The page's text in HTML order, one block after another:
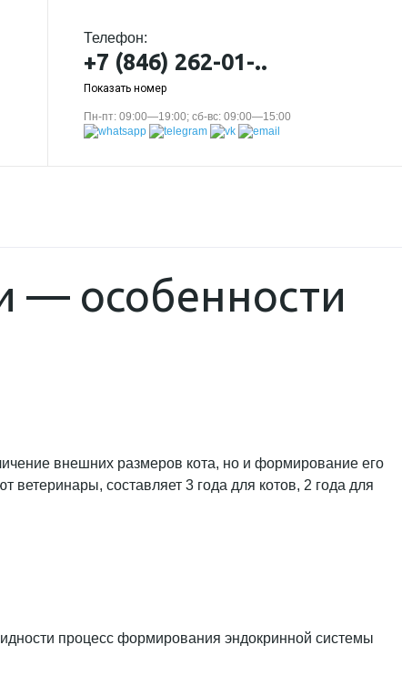
Телефон:
+7 (846) 262-01-..
Показать номер
Пн-пт: 09:00—19:00; сб-вс: 09:00—15:00
— особенности
внешних размеров кота, но и формирование его
составляет 3 года для котов, 2 года для
процесс формирования эндокринной системы